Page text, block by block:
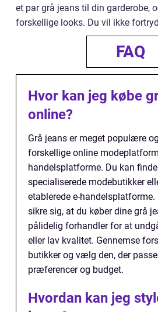
et par grå jeans til din garderobe,
forskellige looks. Du vil ikke
FAQ
Hvor kan jeg købe
online?
Grå jeans er meget populære
forskellige online
handelsplatforme. Du kan
specialiserede modebutikker
etablerede e-
sikre sig, at du køber dine grå
pålidelig forhandler for at
eller lav kvalitet. Gennemse
butikker og vælg den, der
præferencer og budget.
Hvordan kan jeg